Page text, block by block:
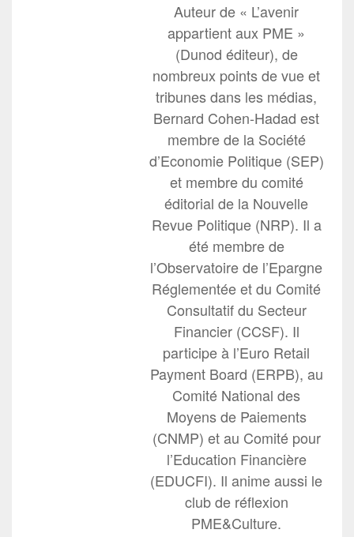
Auteur de « L’avenir
appartient aux PME »
(Dunod éditeur), de
nombreux points de vue et
tribunes dans les médias,
Bernard Cohen-Hadad est
membre de la Société
d’Economie Politique (SEP)
et membre du comité
éditorial de la Nouvelle
Revue Politique (NRP). Il a
été membre de
l’Observatoire de l’Epargne
Réglementée et du Comité
Consultatif du Secteur
Financier (CCSF). Il
participe à l’Euro Retail
Payment Board (ERPB), au
Comité National des
Moyens de Paiements
(CNMP) et au Comité pour
l’Education Financière
(EDUCFI). Il anime aussi le
club de réflexion
PME&Culture.